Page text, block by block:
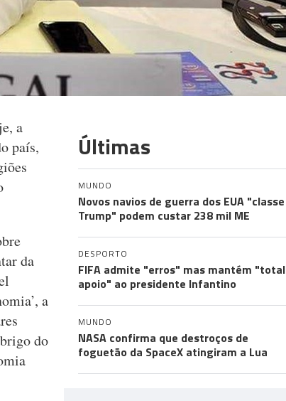
a
país,
da
a
do
Últimas
MUNDO
Novos navios de guerra dos EUA "classe
Trump" podem custar 238 mil ME
DESPORTO
FIFA admite "erros" mas mantém "total
apoio" ao presidente Infantino
MUNDO
NASA confirma que destroços de
foguetão da SpaceX atingiram a Lua